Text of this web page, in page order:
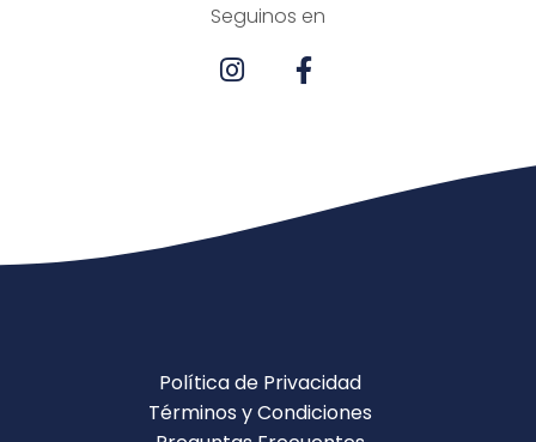
Seguinos en
Política de Privacidad
Términos y Condiciones